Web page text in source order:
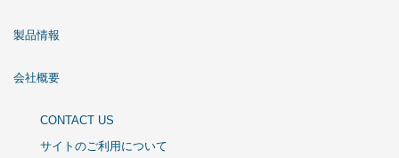
製品情報
会社概要
CONTACT US
サイトのご利用について